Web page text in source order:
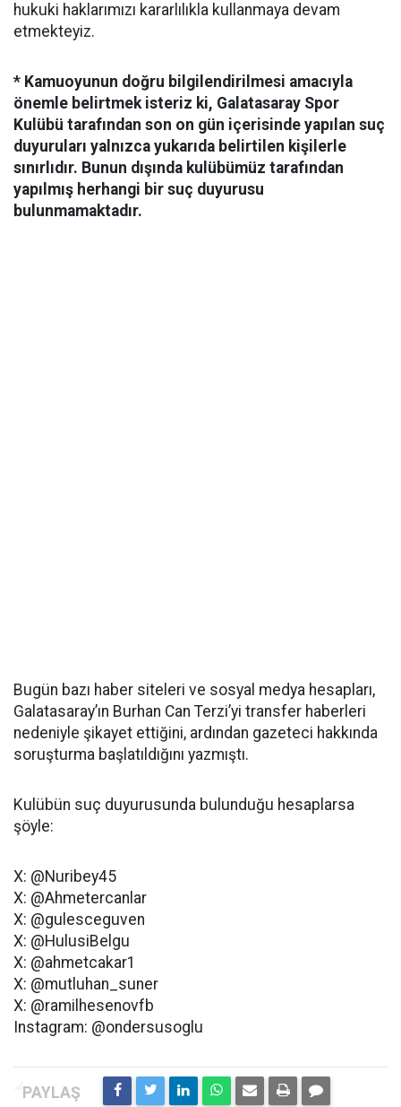
hukuki haklarımızı kararlılıkla kullanmaya devam
etmekteyiz.
* Kamuoyunun doğru bilgilendirilmesi amacıyla
önemle belirtmek isteriz ki, Galatasaray Spor
Kulübü tarafından son on gün içerisinde yapılan suç
duyuruları yalnızca yukarıda belirtilen kişilerle
sınırlıdır. Bunun dışında kulübümüz tarafından
yapılmış herhangi bir suç duyurusu
bulunmamaktadır.
Bugün bazı haber siteleri ve sosyal medya hesapları,
Galatasaray’ın Burhan Can Terzi’yi transfer haberleri
nedeniyle şikayet ettiğini, ardından gazeteci hakkında
soruşturma başlatıldığını yazmıştı.
Kulübün suç duyurusunda bulunduğu hesaplarsa
şöyle:
X: @Nuribey45
X: @Ahmetercanlar
X: @gulesceguven
X: @HulusiBelgu
X: @ahmetcakar1
X: @mutluhan_suner
X: @ramilhesenovfb
Instagram: @ondersusoglu